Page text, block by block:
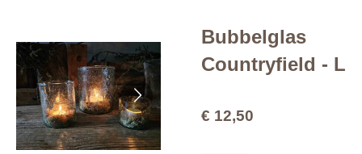
Bubbelglas
Countryfield - L
€ 12,50